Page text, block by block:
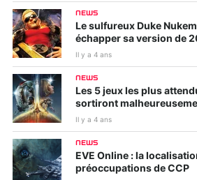
NEWS
Le sulfureux Duke
échapper sa version de
Il y a 4 ans
NEWS
Les 5 jeux les plus
sortiront
Il y a 4 ans
NEWS
EVE Online : la
préoccupations de CCP